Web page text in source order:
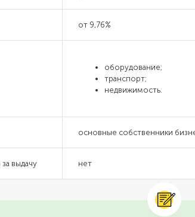
от 9,76%
оборудование;
транспорт;
недвижимость.
основные собственники
выдачу нет